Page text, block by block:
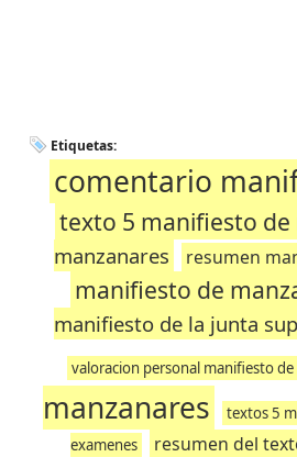
Etiquetas:
comentario
texto 5 manifiesto de
manzanares
resumen
manifiesto de
manifiesto de la junta
valoracion personal manifiesto de
manzanares
textos 5
examenes
resumen del